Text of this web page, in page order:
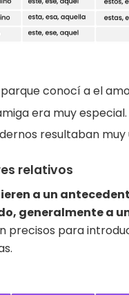
parque conocí a el
era muy especial.
resultaban muy
relativos
a un
generalmente a
precisos para